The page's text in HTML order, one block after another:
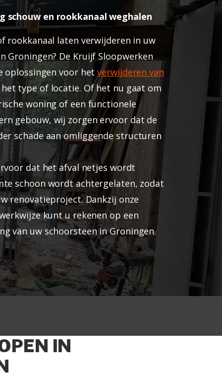
schouw en rookkanaal weghalen
rookkanaal laten verwijderen in uw
Groningen? De Kruijf Sloopwerken
oplossingen voor hetverwijderen van
type of locatie. Of het nu gaat om
woning of een functionele
gebouw, wij zorgen ervoor dat de
schade aan omliggende structuren
dat het afval netjes wordt
schoon wordt achtergelaten, zodat
renovatieproject. Dankzij onze
kunt u rekenen op een
van uw schoorsteen in Groningen.
IN